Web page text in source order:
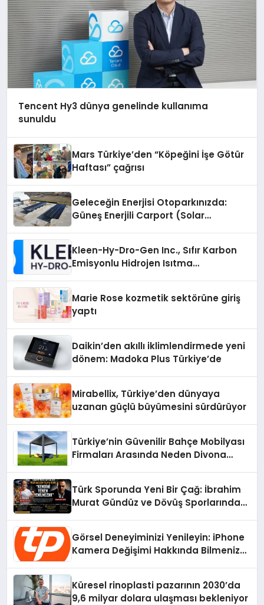
Tencent Hy3 dünya genelinde kullanıma
sunuldu
Mars Türkiye’den “Köpeğini İşe Götür
Haftası” çağrısı
Geleceğin Enerjisi Otoparkınızda:
Güneş Enerjili Carport (Solar
Kleen-Hy-Dro-Gen Inc., Sıfır Karbon
Emisyonlu Hidrojen Isıtma
Marie Rose kozmetik sektörüne giriş
yaptı
Daikin’den akıllı iklimlendirmede yeni
dönem: Madoka Plus Türkiye’de
Mirabellix, Türkiye’den dünyaya
uzanan güçlü büyümesini sürdürüyor
Türkiye’nin Güvenilir Bahçe Mobilyası
Firmaları Arasında Neden Divona
Türk Sporunda Yeni Bir Çağ: İbrahim
Murat Gündüz ve Dövüş Sporlarında
Görsel Deneyiminizi Yenileyin: iPhone
Kamera Değişimi Hakkında Bilmeniz
Küresel rinoplasti pazarının 2030’da
9,6 milyar dolara ulaşması bekleniyor